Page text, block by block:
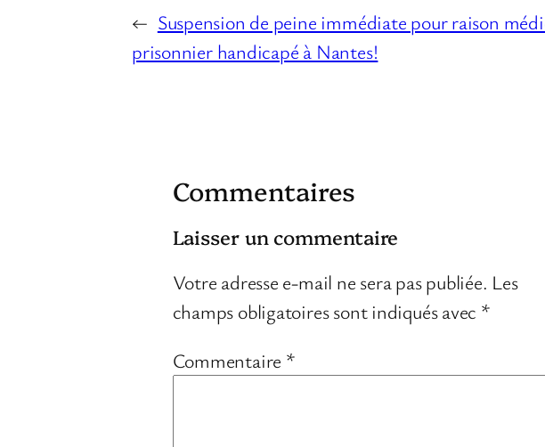
← Suspension de peine immédiate pour raison
prisonnier handicapé à Nantes!
Commentaires
Laisser un commentaire
Votre adresse e-mail ne sera pas publiée. Les
champs obligatoires sont indiqués avec *
Commentaire *